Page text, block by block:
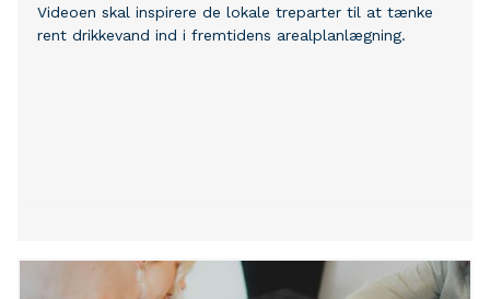
Videoen skal inspirere de lokale treparter til at tænke
rent drikkevand ind i fremtidens arealplanlægning.​